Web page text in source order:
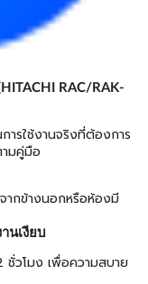
RAC/RAK-
ารใช้งานจริงที่ต้องการ
มคู่มือ
ากข้างนอกหรือห้องมี
นเงียบ
วโมง เพื่อความสบาย